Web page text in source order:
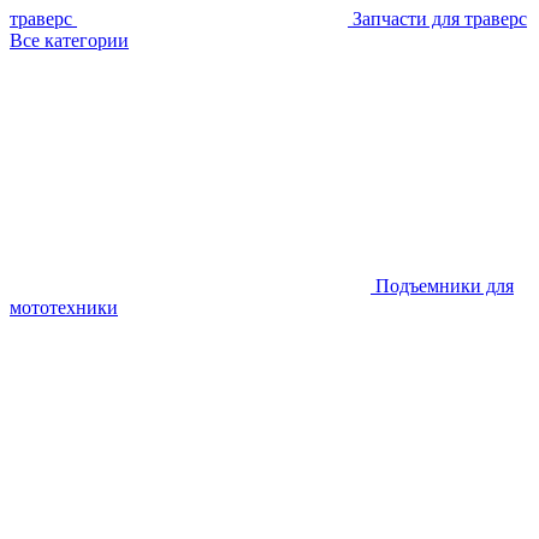
траверс
Запчасти для траверс
Все категории
Подъемники для
мототехники